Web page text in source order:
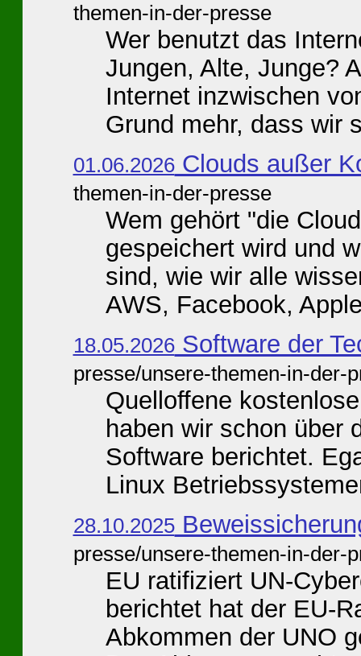
themen-in-der-presse
Wer benutzt das
Jungen, Alte, Junge?
Internet inzwischen
Grund mehr, dass wir
01.06.2026Clouds außer
themen-in-der-presse
Wem gehört "die
gespeichert wird und
sind, wie wir alle
AWS, Facebook,
18.05.2026Software der
presse/unsere-themen-in-der-
Quelloffene
haben wir schon über
Software berichtet.
Linux
28.10.2025
presse/unsere-themen-in-der-
EU ratifiziert UN-
berichtet hat der EU-
Abkommen der UNO